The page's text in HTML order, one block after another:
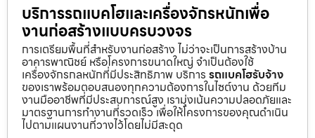
บริการรถแบคโฮและเครื่องจักรหนักเพื่อ
งานก่อสร้างแบบครบวงจร
การเตรียมพื้นที่สำหรับงานก่อสร้าง ไม่ว่าจะเป็นการสร้างบ้าน
อาคารพาณิชย์ หรือโครงการขนาดใหญ่ จำเป็นต้องใช้
เครื่องจักรกลหนักที่มีประสิทธิภาพ บริการ รถแบคโฮรับจ้าง
ของเราพร้อมตอบสนองทุกความต้องการในไซต์งาน ด้วยทีม
งานมืออาชีพที่มีประสบการณ์สูง เรามุ่งเน้นความปลอดภัยและ
มาตรฐานการทำงานที่รวดเร็ว เพื่อให้โครงการของคุณดำเนิน
ไปตามแผนงานที่วางไว้โดยไม่มีสะดุด